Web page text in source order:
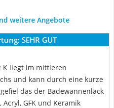
weitere Angebote
SEHR GUT
K liegt im mittleren
und kann durch eine kurze
das der Badewannenlack
GFK und Keramik